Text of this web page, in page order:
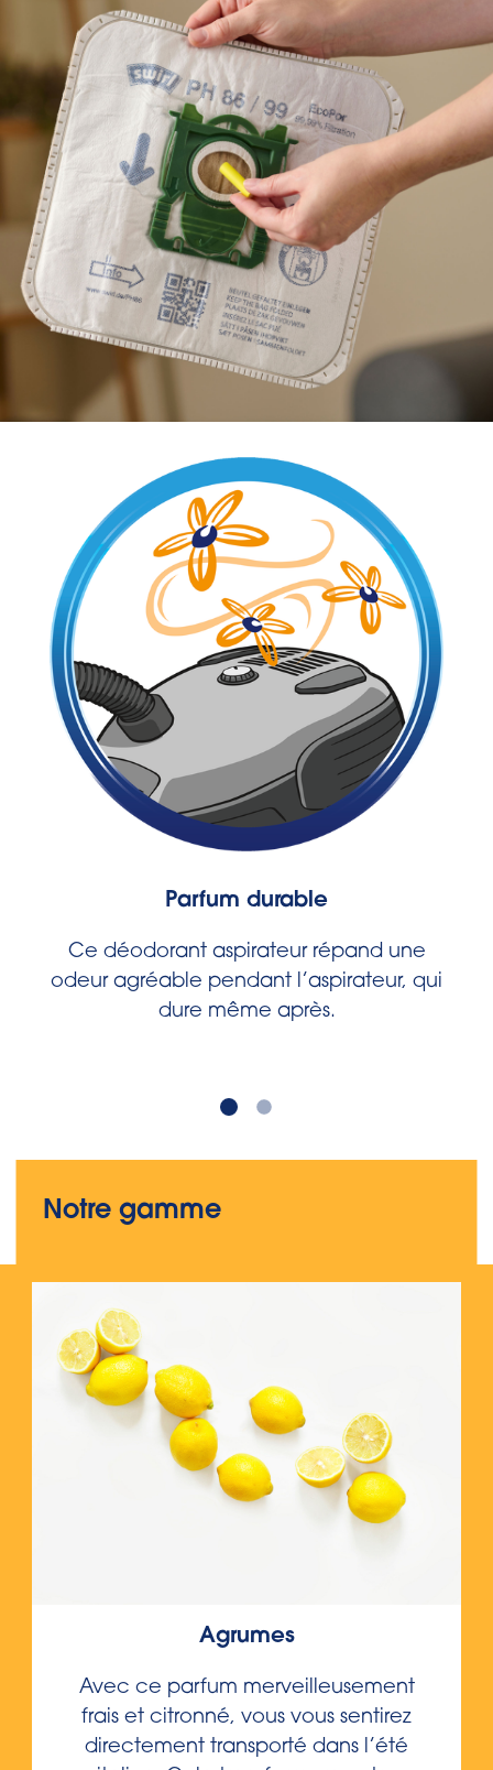
Parfum durable
Ce déodorant aspirateur répand une
odeur agréable pendant l’aspirateur, qui
dure même après.
Notre gamme
Agrumes
Avec ce parfum merveilleusement
frais et citronné, vous vous sentirez
directement transporté dans l’été